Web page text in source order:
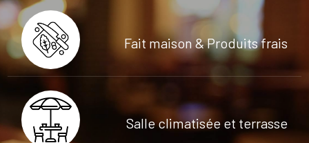
Fait maison & Produits frais
Salle climatisée et terrasse